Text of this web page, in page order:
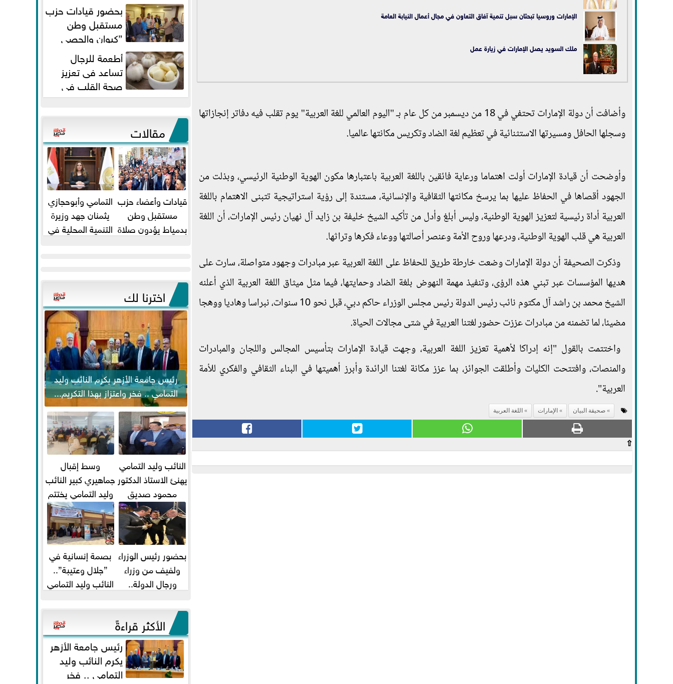
الإمارات وروسيا تبحثان سبل تنمية آفاق التعاون في مجال أعمال النيابة العامة
ملك السويد يصل الإمارات في زيارة عمل
وأضافت أن دولة الإمارات تحتفي في 18 من ديسمبر من كل عام بـ "اليوم العالمي للغة العربية" يوم تقلب فيه دفاتر إنجازاتها
وسجلها الحافل ومسيرتها الاستثنائية في تعظيم لغة الضاد وتكريس مكانتها عالميا.
وأوضحت أن قيادة الإمارات أولت اهتماما ورعاية فائقين باللغة العربية باعتبارها مكون الهوية الوطنية الرئيسي، وبذلت من
الجهود أقصاها في الحفاظ عليها بما يرسخ مكانتها الثقافية والإنسانية، مستندة إلى رؤية استراتيجية تتبنى الاهتمام باللغة
العربية أداة رئيسية لتعزيز الهوية الوطنية، وليس أبلغ وأدل من تأكيد الشيخ خليفة بن زايد آل نهيان رئيس الإمارات، أن اللغة
العربية هي قلب الهوية الوطنية، ودرعها وروح الأمة وعنصر أصالتها ووعاء فكرها وتراثها.
وذكرت الصحيفة أن دولة الإمارات وضعت خارطة طريق للحفاظ على اللغة العربية عبر مبادرات وجهود متواصلة، سارت على
هديها المؤسسات عبر تبني هذه الرؤى، وتنفيذ مهمة النهوض بلغة الضاد وحمايتها، فيما مثل ميثاق اللغة العربية الذي أعلنه
الشيخ محمد بن راشد آل مكتوم نائب رئيس الدولة رئيس مجلس الوزراء حاكم دبي، قبل نحو 10 سنوات، نبراسا وهاديا ووهجا
مضيئا، لما تضمنه من مبادرات عززت حضور لغتنا العربية في شتى مجالات الحياة.
واختتمت بالقول "إنه إدراكا لأهمية تعزيز اللغة العربية، وجهت قيادة الإمارات بتأسيس المجالس واللجان والمبادرات
والمنصات، وافتتحت الكليات وأطلقت الجوائز، بما عزز مكانة لغتنا الرائدة وأبرز أهميتها في البناء الثقافي والفكري للأمة
العربية".
صحيقة البيان الإمارات اللغة العربية
⇧
بحضور قيادات حزب
مستقبل وطن
”كيوان والحصي
والتمامي وابوحجازي وعيسي” أمانه
كفر...
أطعمة للرجال
تساعد فى تعزيز
صحة القلب فى
سن الأربعين
مقالات
قيادات وأعضاء حزب
مستقبل وطن
بدمياط يؤدون صلاة
التمامي وأبوحجازي
يثمنان جهد وزيرة
التنمية المحلية في
اخترنا لك
رئيس جامعة الأزهر يكرم النائب وليد
التمامي .. فخر واعتزاز بهذا التكريم...
النائب وليد التمامي
يهنئ الاستاذ الدكتور
محمود صديق
تكليفة قائم باعمال
...
وسط إقبال
جماهيري كبير النائب
وليد التمامي يختتم
أضخم قافلة طبية
مجانية...
بحضور رئيس الوزراء
ولفيف من وزراء
ورجال الدولة..
ومحمد...
بصمة إنسانية في
”جلال وعتيبة”..
النائب وليد التمامي
شيحة يداويان...
الأكثر قراءةً
رئيس جامعة الأزهر
يكرم النائب وليد
التمامي .. فخر